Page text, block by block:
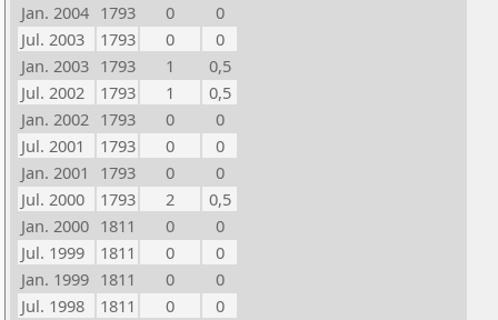
Jan. 2004 1793 0
0
Jul. 2003
1793 0
0
Jan. 2003 1793 1
0,5
Jul. 2002
1793 1
0,5
Jan. 2002 1793 0
0
Jul. 2001
1793 0
0
Jan. 2001
1793 0
0
Jul. 2000
1793 2
0,5
Jan. 2000 1811 0
0
Jul. 1999
1811 0
0
Jan. 1999 1811 0
0
Jul. 1998
1811 0
0